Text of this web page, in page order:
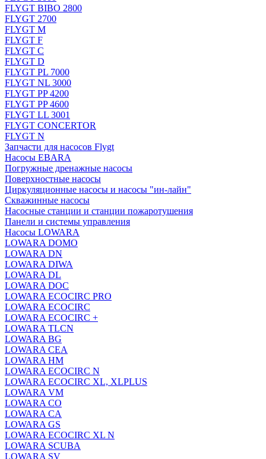
FLYGT BIBO 2800
FLYGT 2700
FLYGT M
FLYGT F
FLYGT C
FLYGT D
FLYGT PL 7000
FLYGT NL 3000
FLYGT PP 4200
FLYGT PP 4600
FLYGT LL 3001
FLYGT CONCERTOR
FLYGT N
Запчасти для насосов Flygt
Насосы EBARA
Погружные дренажные насосы
Поверхностные насосы
Циркуляционные насосы и насосы "ин-лайн"
Скважинные насосы
Насосные станции и станции пожаротушения
Панели и системы управления
Насосы LOWARA
LOWARA DOMO
LOWARA DN
LOWARA DIWA
LOWARA DL
LOWARA DOC
LOWARA ECOCIRC PRO
LOWARA ECOCIRC
LOWARA ECOCIRC +
LOWARA TLCN
LOWARA BG
LOWARA CEA
LOWARA HM
LOWARA ECOCIRC N
LOWARA ECOCIRC XL, XLPLUS
LOWARA VM
LOWARA CO
LOWARA CA
LOWARA GS
LOWARA ECOCIRC XL N
LOWARA SCUBA
LOWARA SV